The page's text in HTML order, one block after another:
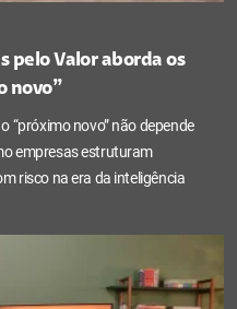
pelo Valor aborda os
novo”
“próximo novo” não depende
empresas estruturam
risco na era da inteligência